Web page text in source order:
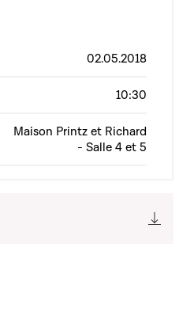
02.05.2018
10:30
Maison Printz et Richard
- Salle 4 et 5